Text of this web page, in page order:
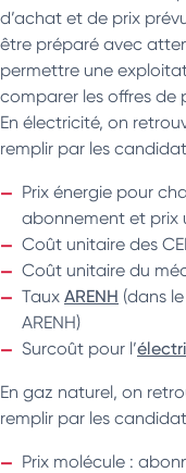
d’achat et de prix
être préparé avec
permettre une
comparer les offres de
En électricité, on
remplir par les
Prix énergie pour
abonnement et prix
Coût unitaire des
Coût unitaire du
Taux ARENH (dans
ARENH)
Surcoût pour l’
En gaz naturel, on
remplir par les
Prix molécule :